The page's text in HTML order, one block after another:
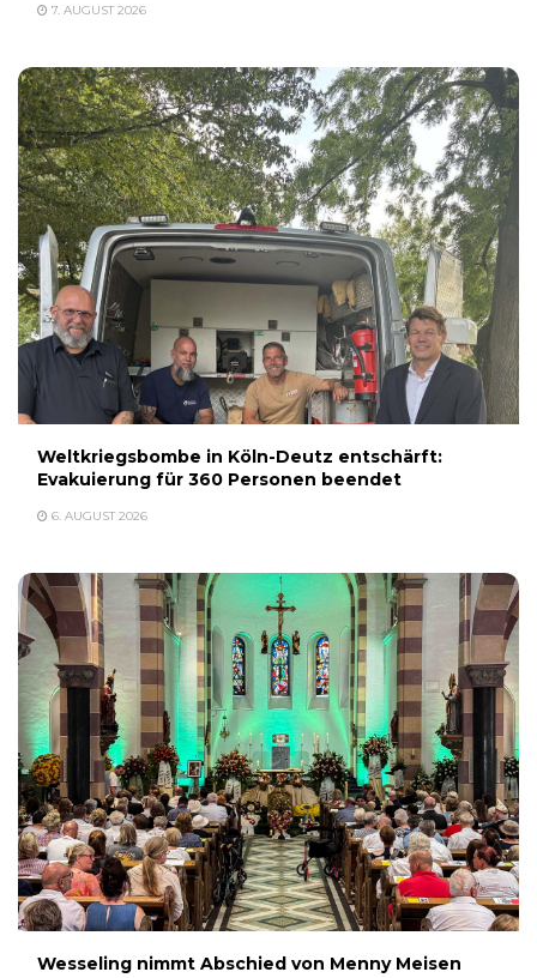
7. AUGUST 2026
Weltkriegsbombe in Köln-Deutz entschärft:
Evakuierung für 360 Personen beendet
6. AUGUST 2026
Wesseling nimmt Abschied von Menny Meisen